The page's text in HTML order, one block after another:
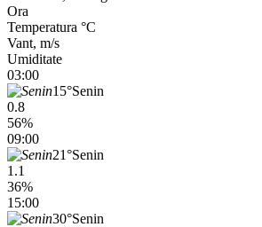
Ora
Temperatura °C
Vant, m/s
Umiditate
03:00
15°Senin
0.8
56%
09:00
21°Senin
1.1
36%
15:00
30°Senin